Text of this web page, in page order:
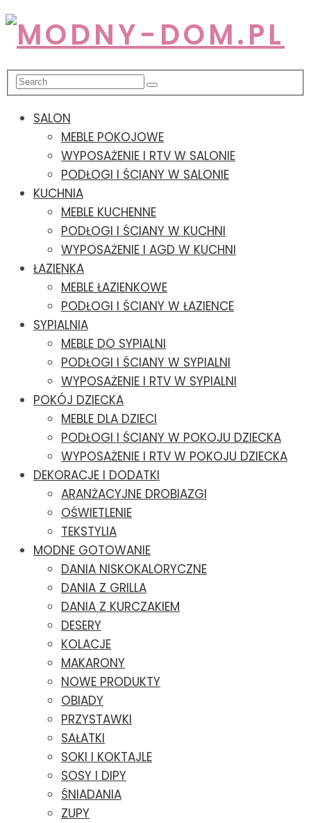
SALON
MEBLE POKOJOWE
WYPOSAŻENIE I RTV W SALONIE
PODŁOGI I ŚCIANY W SALONIE
KUCHNIA
MEBLE KUCHENNE
PODŁOGI I ŚCIANY W KUCHNI
WYPOSAŻENIE I AGD W KUCHNI
ŁAZIENKA
MEBLE ŁAZIENKOWE
PODŁOGI I ŚCIANY W ŁAZIENCE
SYPIALNIA
MEBLE DO SYPIALNI
PODŁOGI I ŚCIANY W SYPIALNI
WYPOSAŻENIE I RTV W SYPIALNI
POKÓJ DZIECKA
MEBLE DLA DZIECI
PODŁOGI I ŚCIANY W POKOJU DZIECKA
WYPOSAŻENIE I RTV W POKOJU DZIECKA
DEKORACJE I DODATKI
ARANŻACYJNE DROBIAZGI
OŚWIETLENIE
TEKSTYLIA
MODNE GOTOWANIE
DANIA NISKOKALORYCZNE
DANIA Z GRILLA
DANIA Z KURCZAKIEM
DESERY
KOLACJE
MAKARONY
NOWE PRODUKTY
OBIADY
PRZYSTAWKI
SAŁATKI
SOKI I KOKTAJLE
SOSY I DIPY
ŚNIADANIA
ZUPY